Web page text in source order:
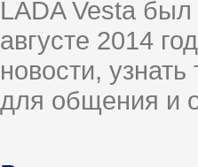
LADA Vesta
августе 2014
новости,
для общения и